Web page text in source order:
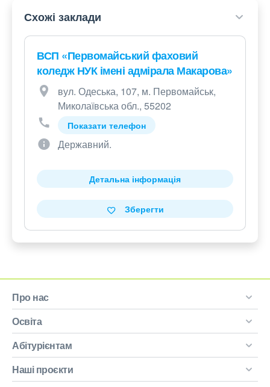
Схожі заклади
ВСП «Первомайський фаховий
коледж НУК імені адмірала Макарова»
вул. Одеська, 107, м. Первомайськ,
Миколаївська обл., 55202
Показати телефон
Державний.
Детальна інформація
Зберегти
Про нас
Освіта
Абітурієнтам
Наші проєкти